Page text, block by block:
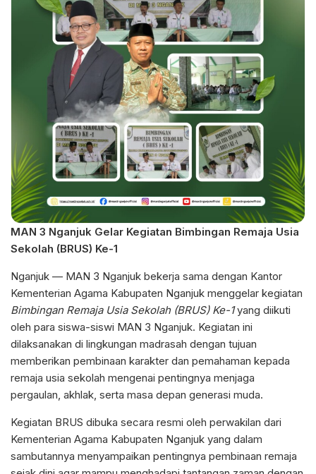
MAN 3 Nganjuk Gelar Kegiatan Bimbingan Remaja Usia
Sekolah (BRUS) Ke-1
Nganjuk — MAN 3 Nganjuk bekerja sama dengan Kantor
Kementerian Agama Kabupaten Nganjuk menggelar kegiatan
Bimbingan Remaja Usia Sekolah (BRUS) Ke-1yang diikuti
oleh para siswa-siswi MAN 3 Nganjuk. Kegiatan ini
dilaksanakan di lingkungan madrasah dengan tujuan
memberikan pembinaan karakter dan pemahaman kepada
remaja usia sekolah mengenai pentingnya menjaga
pergaulan, akhlak, serta masa depan generasi muda.
Kegiatan BRUS dibuka secara resmi oleh perwakilan dari
Kementerian Agama Kabupaten Nganjuk yang dalam
sambutannya menyampaikan pentingnya pembinaan remaja